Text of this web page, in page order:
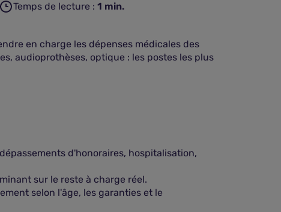
Temps de lecture : 1 min.
en charge les dépenses médicales des
audioprothèses, optique : les postes les plus
d'honoraires, hospitalisation,
sur le reste à charge réel.
selon l'âge, les garanties et le